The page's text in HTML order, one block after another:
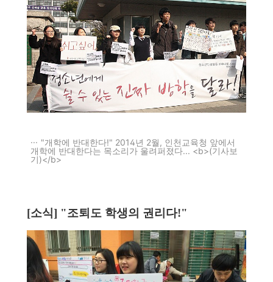
"개학에 반대한다!" 2014년 2월, 인천교육청 앞에서
개학에 반대한다는 목소리가 울려퍼졌다... <b>(기사보
기)</b>
[소식] "조퇴도 학생의 권리다!"